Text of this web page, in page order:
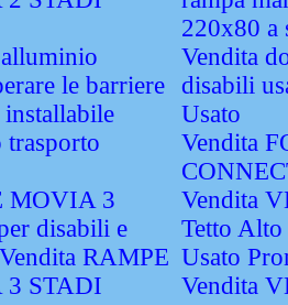
le barriere
trasporto
MOVIA 3
disabili e
RAMPE
3 STADI
220x80 a
Vendita
disabili
Usato
Vendita
Vendita
Tetto
Usato
Vendita